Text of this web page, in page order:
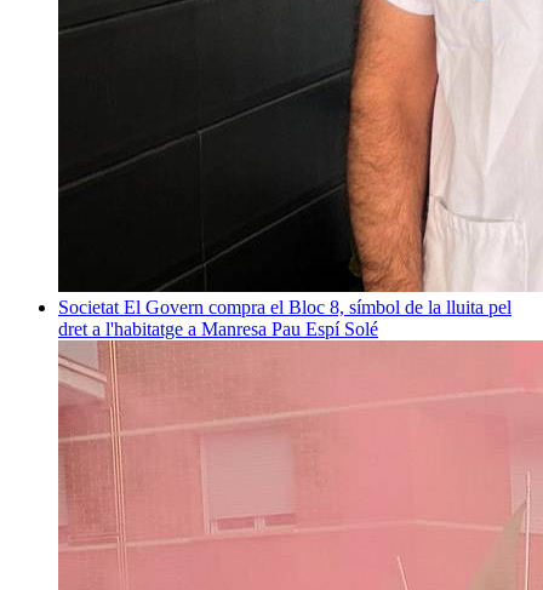
Societat El Govern compra el Bloc 8, símbol de la lluita pel
dret a l'habitatge a Manresa Pau Espí Solé